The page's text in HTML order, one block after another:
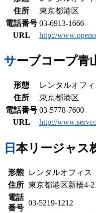
住所
東京都港区
電話番号 03-6913-1666
URL
http://
サーブコープ
形態
レンタルオフィ
住所
東京都港区
電話番号 03-5778-7600
URL
http://
日本リージャ
形態
レンタルオフィス
住所 東京都港区新橋4-
電話
番号
03-5219-1212